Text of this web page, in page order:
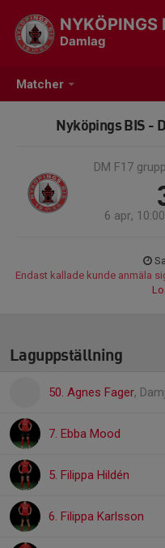
Matcher
NYKÖPINGS
Damlag
Nyköpings BIS -
DM F17
6 apr,
Endast kallade kunde anmäla
Laguppställning
50. Agnes Fager,
7. Ebba Mood
5. Filippa Hildén
6. Filippa Karlsson